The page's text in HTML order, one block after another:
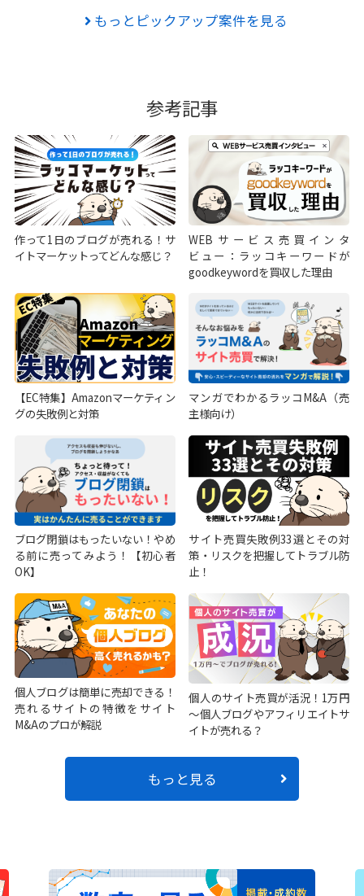
もっとピックアップ案件を見る
参考記事
作って1日のブログが売れる！サ
イトマーケットってどんな感じ？
WEBサービス売買インタ
ビュー：ラッコキーワードが
goodkeywordを買収した理由
【EC特集】Amazonマーケティン
グの失敗例と対策
マンガでわかるラッコM&A（売
主様向け）
ブログ閉鎖はもったいない！やめ
る前に売ってみよう！【初心者
OK】
サイト売買失敗例33選とその対
策・リスクを把握してトラブル防
止！
個人ブログは簡単に売却できる！
売れるサイトの特徴をサイト
M&Aのプロが解説
個人のサイト売買が活況！1万円
～個人ブログやアフィリエイトサ
イトが売れる？
もっと見る